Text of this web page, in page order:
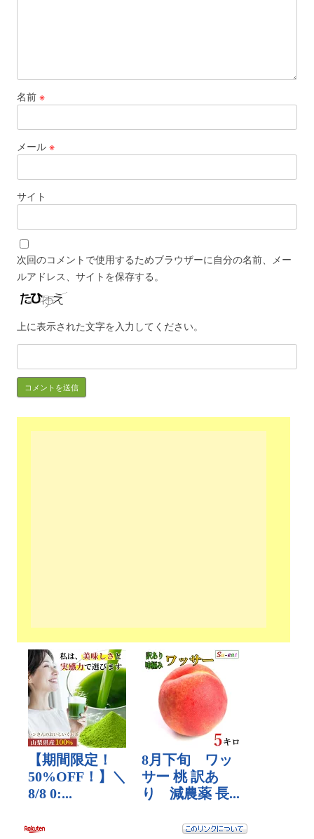
名前 ※
メール ※
サイト
次回のコメントで使用するためブラウザーに自分の名前、メー
ルアドレス、サイトを保存する。
上に表示された文字を入力してください。